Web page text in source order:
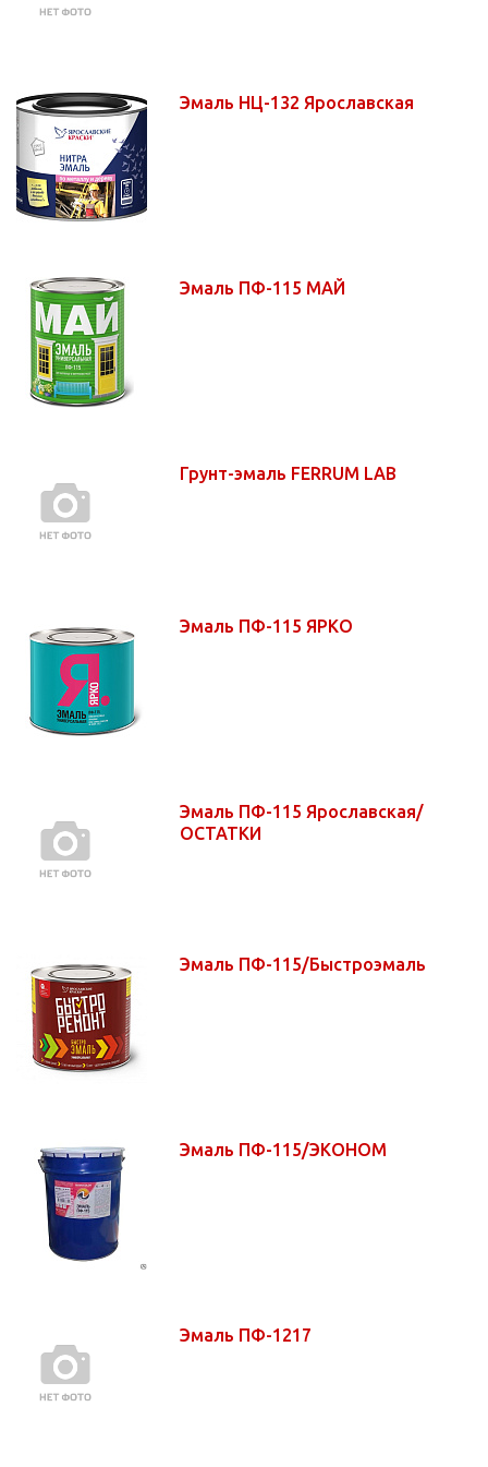
Эмаль НЦ-132 Ярославская
Эмаль ПФ-115 МАЙ
Грунт-эмаль FERRUM LAB
Эмаль ПФ-115 ЯРКО
Эмаль ПФ-115 Ярославская/
ОСТАТКИ
Эмаль ПФ-115/Быстроэмаль
Эмаль ПФ-115/ЭКОНОМ
Эмаль ПФ-1217